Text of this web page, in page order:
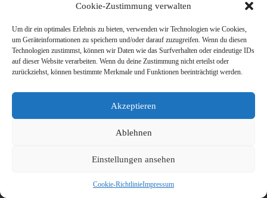
Cookie-Zustimmung verwalten
Um dir ein optimales Erlebnis zu bieten, verwenden wir Technologien wie Cookies,
um Geräteinformationen zu speichern und/oder darauf zuzugreifen. Wenn du diesen
Technologien zustimmst, können wir Daten wie das Surfverhalten oder eindeutige IDs
auf dieser Website verarbeiten. Wenn du deine Zustimmung nicht erteilst oder
zurückziehst, können bestimmte Merkmale und Funktionen beeinträchtigt werden.
Akzeptieren
Ablehnen
Einstellungen ansehen
Cookie-RichtlinieImpressum
wundbehandlung #wundmanager
Allgemeine Geschäftsbedingungen
Copyright © 2015 - 2026 - Wundmanager.pro